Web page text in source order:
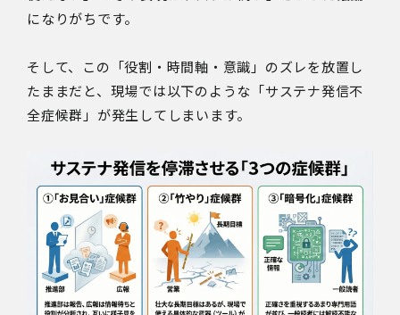
になりがちです。
そして、この「役割・時間軸・意識」のズレを放置し
たままだと、現場では以下のような「サステナ発信不
全症候群」が発生してしまいます。